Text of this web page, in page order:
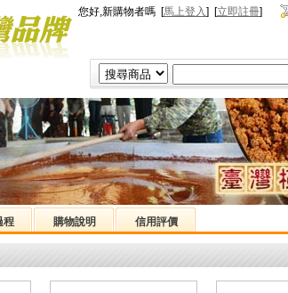
您好,新購物者嗎 [馬上登入] [立即註冊]
程 購物說明 信用評價